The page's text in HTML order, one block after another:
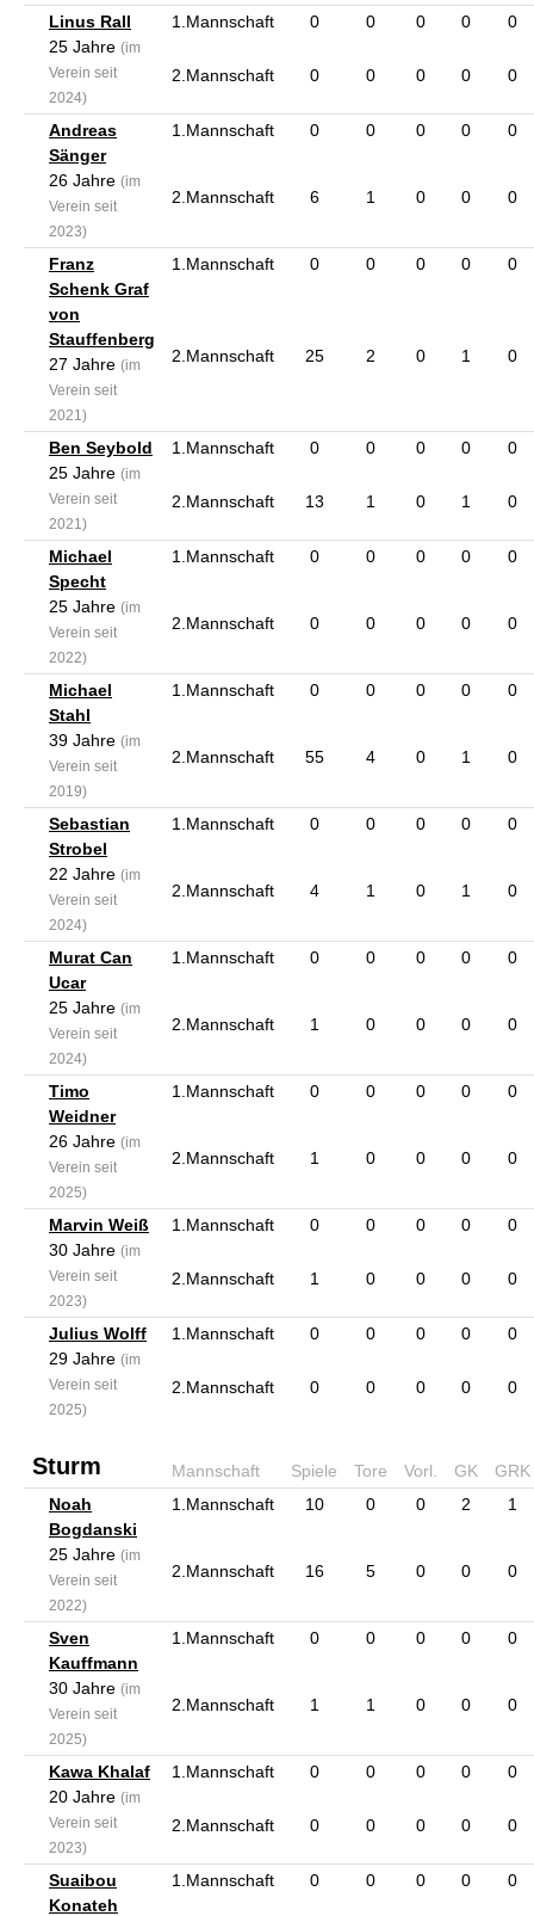
Linus Rall
25 Jahre (im
Verein seit
2024)
1.Mannschaft 0 0 0 0 0
2.Mannschaft 0 0 0 0 0
Andreas
Sänger
26 Jahre (im
Verein seit
2023)
1.Mannschaft 0 0 0 0 0
2.Mannschaft 6 1 0 0 0
Franz
Schenk Graf
von
Stauffenberg
27 Jahre (im
Verein seit
2021)
1.Mannschaft 0 0 0 0 0
2.Mannschaft 25 2 0 1 0
Ben Seybold
25 Jahre (im
Verein seit
2021)
1.Mannschaft 0 0 0 0 0
2.Mannschaft 13 1 0 1 0
Michael
Specht
25 Jahre (im
Verein seit
2022)
1.Mannschaft 0 0 0 0 0
2.Mannschaft 0 0 0 0 0
Michael
Stahl
39 Jahre (im
Verein seit
2019)
1.Mannschaft 0 0 0 0 0
2.Mannschaft 55 4 0 1 0
Sebastian
Strobel
22 Jahre (im
Verein seit
2024)
1.Mannschaft 0 0 0 0 0
2.Mannschaft 4 1 0 1 0
Murat Can
Ucar
25 Jahre (im
Verein seit
2024)
1.Mannschaft 0 0 0 0 0
2.Mannschaft 1 0 0 0 0
Timo
Weidner
26 Jahre (im
Verein seit
2025)
1.Mannschaft 0 0 0 0 0
2.Mannschaft 1 0 0 0 0
Marvin Weiß
30 Jahre (im
Verein seit
2023)
1.Mannschaft 0 0 0 0 0
2.Mannschaft 1 0 0 0 0
Julius Wolff
29 Jahre (im
Verein seit
2025)
1.Mannschaft 0 0 0 0 0
2.Mannschaft 0 0 0 0 0
Sturm Mannschaft Spiele Tore Vorl. GK
GRK
Noah
Bogdanski
25 Jahre (im
Verein seit
2022)
1.Mannschaft 10 0 0 2 1
2.Mannschaft 16 5 0 0 0
Sven
Kauffmann
30 Jahre (im
Verein seit
2025)
1.Mannschaft 0 0 0 0 0
2.Mannschaft 1 1 0 0 0
Kawa Khalaf
20 Jahre (im
Verein seit
2023)
1.Mannschaft 0 0 0 0 0
2.Mannschaft 0 0 0 0 0
Suaibou
Konateh
1.Mannschaft 0 0 0 0 0